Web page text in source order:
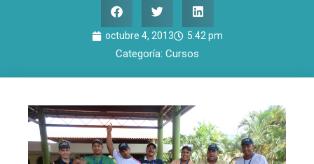
octubre 4, 2013 5:42 pm
Categoría: Cursos